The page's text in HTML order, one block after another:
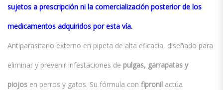
sujetos a prescripción ni la comercialización posterior de los
medicamentos adquiridos por esta vía.
Antiparasitario externo en pipeta de alta eficacia, diseñado para
eliminar y prevenir infestaciones de pulgas, garrapatas y
piojos en perros y gatos. Su fórmula con fipronil actúa